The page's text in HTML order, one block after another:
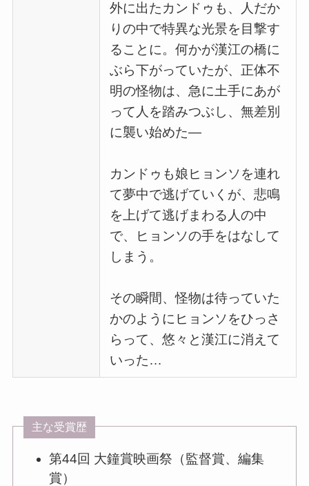
外に出たカンドゥも、人だか
りの中で特異な光景を目撃す
ることに。何かが漢江の橋に
ぶら下がっていたが、正体不
明の怪物は、急に土手にあが
って人を踏みつぶし、無差別
に襲い始めた―
カンドゥも娘ヒョンソを連れ
て夢中で逃げていくが、悲鳴
を上げて逃げまわる人の中
で、ヒョンソの手をはなして
しまう。
その瞬間、怪物は待っていた
かのようにヒョンソをひっさ
らって、悠々と漢江に消えて
いった…
主な受賞歴
第44回 大鐘賞映画祭（監督賞、編集
賞）